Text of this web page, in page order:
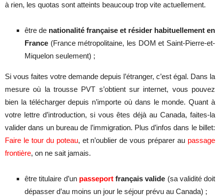
à rien, les quotas sont atteints beaucoup trop vite actuellement.
être de nationalité française et résider habituellement en
France (France métropolitaine, les DOM et Saint-Pierre-et-
Miquelon seulement) ;
Si vous faites votre demande depuis l’étranger, c’est égal. Dans la
mesure où la trousse PVT s’obtient sur internet, vous pouvez
bien la télécharger depuis n’importe où dans le monde. Quant à
votre lettre d’introduction, si vous êtes déjà au Canada, faites-la
valider dans un bureau de l’immigration. Plus d’infos dans le billet:
Faire le tour du poteau, et n’oublier de vous préparer au passage
frontière, on ne sait jamais.
être titulaire d’un passeportfrançais valide (sa validité doit
dépasser d’au moins un jour le séjour prévu au Canada) ;